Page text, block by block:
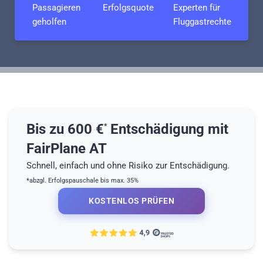
Passagieren
geholfen
Erfolgsquote
Experten für
Fluggastrechte
Bis zu 600 €*Entschädigung mit
FairPlane AT
Schnell, einfach und ohne Risiko zur Entschädigung.
*abzgl. Erfolgspauschale bis max. 35%
KOSTENLOS PRÜFEN